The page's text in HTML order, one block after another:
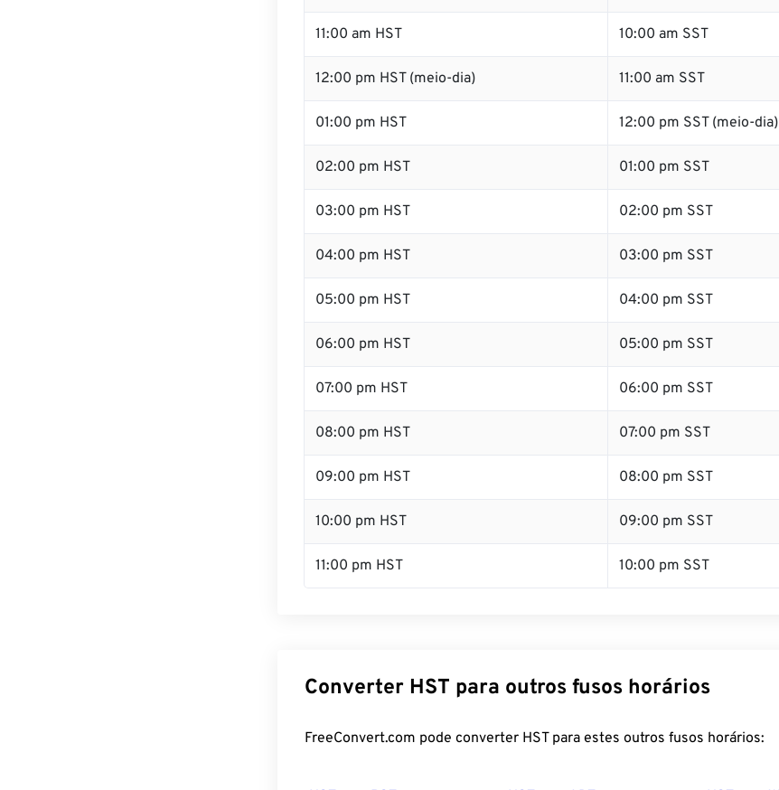
11:00 am HST 10:00 am SST
12:00 pm HST (meio-dia) 11:00 am SST
01:00 pm HST 12:00 pm SST (meio-dia)
02:00 pm HST 01:00 pm SST
03:00 pm HST 02:00 pm SST
04:00 pm HST 03:00 pm SST
05:00 pm HST 04:00 pm SST
06:00 pm HST 05:00 pm SST
07:00 pm HST 06:00 pm SST
08:00 pm HST 07:00 pm SST
09:00 pm HST 08:00 pm SST
10:00 pm HST 09:00 pm SST
11:00 pm HST 10:00 pm SST
Converter HST para outros fusos horários
FreeConvert.com pode converter HST para estes outros fusos horários: